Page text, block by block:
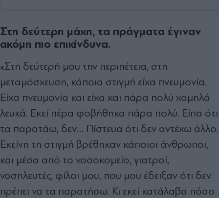
Στη δεύτερη μάχη, τα πράγματα έγιναν
ακόμη πιο επικίνδυνα.
«Στη δεύτερή μου την περιπέτεια, στη
μεταμόσχευση, κάποια στιγμή είχα πνευμονία.
Είχα πνευμονία και είχα και πάρα πολύ χαμηλά
λευκά. Εκεί πέρα φοβήθηκα πάρα πολύ. Είπα ότι
τα παρατάω, δεν… Πίστευα ότι δεν αντέχω άλλο.
Εκείνη τη στιγμή βρέθηκαν κάποιοι άνθρωποι,
και μέσα από το νοσοκομείο, γιατροί,
νοσηλευτές, φίλοι μου, που μου έδειξαν ότι δεν
πρέπει να τα παρατήσω. Κι εκεί κατάλαβα πόσο